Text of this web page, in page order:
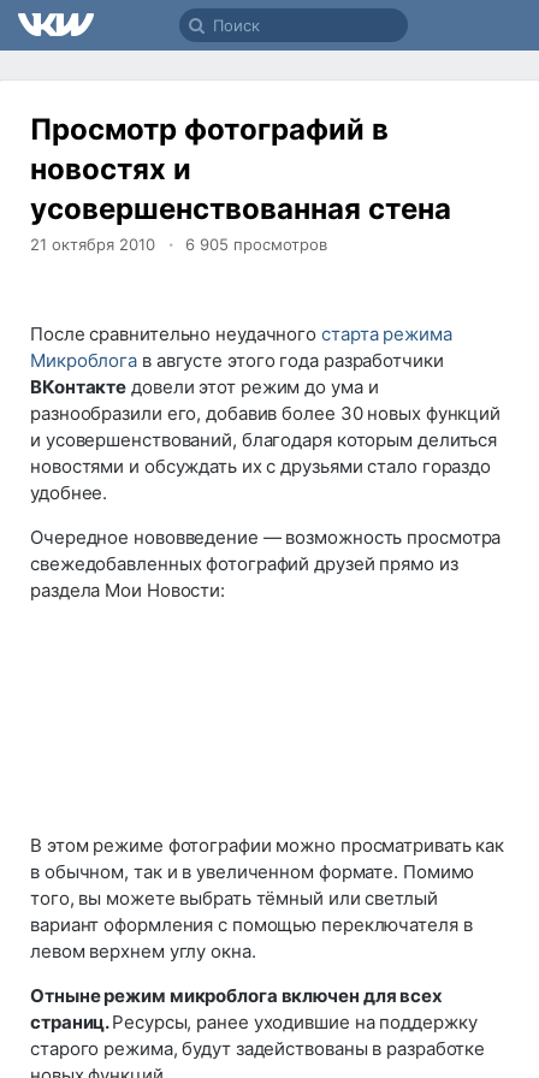
Просмотр фотографий в
новостях и
усовершенствованная стена
21 октября 2010 6 905 просмотров
После сравнительно неудачного старта режима
Микроблога в августе этого года разработчики
ВКонтакте довели этот режим до ума и
разнообразили его, добавив более 30 новых функций
и усовершенствований, благодаря которым делиться
новостями и обсуждать их с друзьями стало гораздо
удобнее.
Очередное нововведение — возможность просмотра
свежедобавленных фотографий друзей прямо из
раздела Мои Новости:
В этом режиме фотографии можно просматривать как
в обычном, так и в увеличенном формате. Помимо
того, вы можете выбрать тёмный или светлый
вариант оформления с помощью переключателя в
левом верхнем углу окна.
Отныне режим микроблога включен для всех
страниц.Ресурсы, ранее уходившие на поддержку
старого режима, будут задействованы в разработке